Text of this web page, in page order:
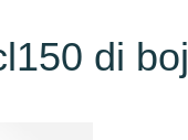
di boj